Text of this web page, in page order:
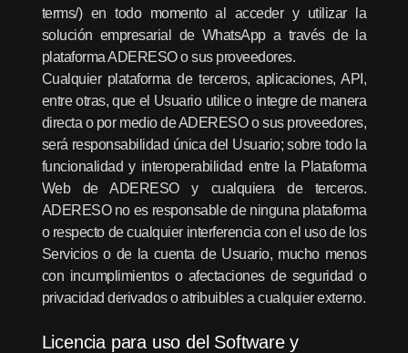
terms/) en todo momento al acceder y utilizar la
solución empresarial de WhatsApp a través de la
plataforma ADERESO o sus proveedores.
Cualquier plataforma de terceros, aplicaciones, API,
entre otras, que el Usuario utilice o integre de manera
directa o por medio de ADERESO o sus proveedores,
será responsabilidad única del Usuario; sobre todo la
funcionalidad y interoperabilidad entre la Plataforma
Web de ADERESO y cualquiera de terceros.
ADERESO no es responsable de ninguna plataforma
o respecto de cualquier interferencia con el uso de los
Servicios o de la cuenta de Usuario, mucho menos
con incumplimientos o afectaciones de seguridad o
privacidad derivados o atribuibles a cualquier externo.
Licencia para uso del Software y